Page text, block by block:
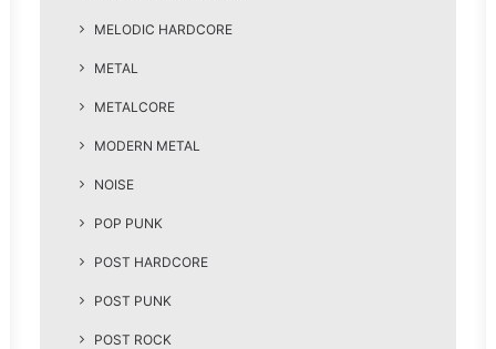
MELODIC HARDCORE
METAL
METALCORE
MODERN METAL
NOISE
POP PUNK
POST HARDCORE
POST PUNK
POST ROCK